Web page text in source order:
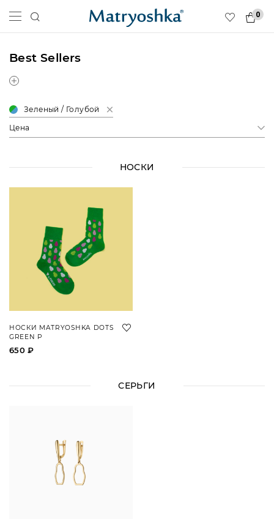
0
Best Sellers
Зеленый / Голубой
Цена
НОСКИ
НОСКИ MATRYOSHKA DOTS
GREEN P
650 ₽
СЕРЬГИ